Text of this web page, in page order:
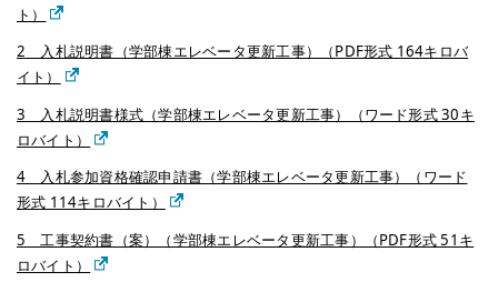
ト）
2 入札説明書（学部棟エレベータ更新工事）（PDF形式 164キロバ
イト）
3 入札説明書様式（学部棟エレベータ更新工事）（ワード形式 30キ
ロバイト）
4 入札参加資格確認申請書（学部棟エレベータ更新工事）（ワード
形式 114キロバイト）
5 工事契約書（案）（学部棟エレベータ更新工事）（PDF形式 51キ
ロバイト）